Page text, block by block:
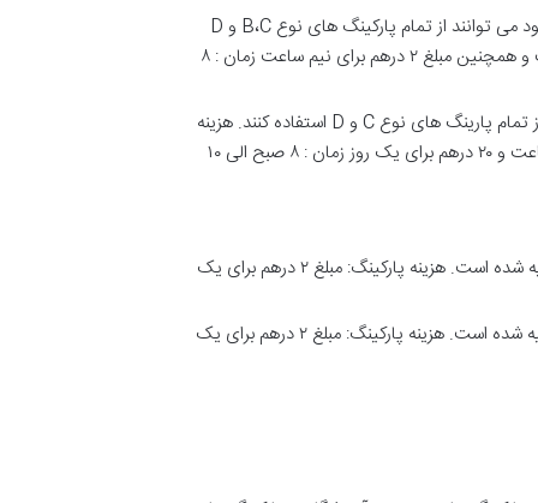
شامل تمام پارکینگ های اطراف جاده که در منطقه تجاری می باشد. کارت پارکینگ های نوع A تا زمان انقضا کارت خود می توانند از تمام پارکینگ های نوع B،C و D
استفاده کنند. هزینه پارکینگ: مبلغ ۴ درهم برای هر ساعت، ۸ درهم برای ۲ ساعت، ۱۲ درهم برای ۳ ساعت، ۱۶ درهم برای ۴ ساعت و همچنین مبلغ ۲ درهم برای نیم ساعت زمان : ۸
شامل تمام پارکینگ ها که در منطقه تجاری می باشد. کارت پارکینگ های نوع B تا زمان انقضا کارت خود می توانند از تمام پارینگ های نوع C و D استفاده کنند. هزینه
پارکینگ: مبلغ ۳ درهم برای هر ساعت، ۶ درهم برای ۲ ساعت، ۸ درهم برای ۳ ساعت، ۱۲ درهم برای ۴ ساعت، ۱۵ درهم برای ۵ ساعت و ۲۰ درهم برای یک روز زمان : ۸ صبح الی ۱۰
شامل تمام پارکینگ های اطراف جاده در منطقه غیر تجاری و هم چنین تابلوهایی برای مشخص کردن این منطقه تعبیه شده است. هزینه پارکینگ: مبلغ ۲ درهم برای یک
شامل تمام پارکینگ های اطراف جاده در منطقه غیر تجاری و هم چنین تابلوهایی برای مشخص کردن این منطقه تعبیه شده است. هزینه پارکینگ: مبلغ ۲ درهم برای یک